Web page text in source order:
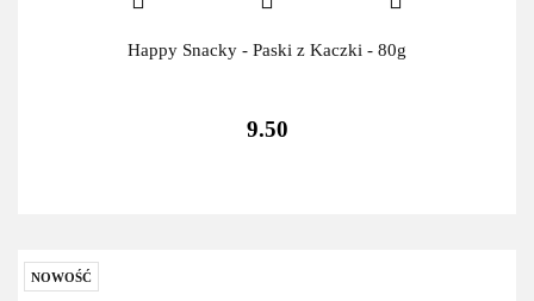
Happy Snacky - Paski z Kaczki - 80g
9.50
NOWOŚĆ